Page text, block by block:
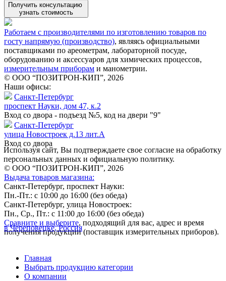
Получить консультацию
узнать стоимость
Работаем с производителями по изготовлению товаров по
госту напрямую (производство), являясь официальными
поставщиками по ареометрам, лабораторной посуде,
оборудованию и аксессуаров для химических процессов,
измерительным приборам и манометрии.
© ООО “ПОЗИТРОН-КИП”, 2026
Наши офисы:
Санкт-Петербург
проспект Науки, дом 47, к.2
Вход со двора - подъезд №5, код на двери "9"
Санкт-Петербург
улица Новостроек д.13 лит.А
Вход со двора
Используя сайт, Вы подтверждаете свое согласие на обработку
персональных данных и официальную политику.
© ООО “ПОЗИТРОН-КИП”, 2026
Выдача товаров магазина:
Санкт-Петербург, проспект Науки:
Пн.-Пт.: с 10:00 до 16:00 (без обеда)
Санкт-Петербург, улица Новостроек:
Пн., Ср., Пт.: с 11:00 до 16:00 (без обеда)
Сравните и выберите, подходящий для вас, адрес и время
получения продукции (поставщик измерительных приборов).
в Череповецке, Россия
Главная
Выбрать продукцию категории
О компании